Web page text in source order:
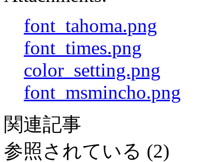
font_tahoma.png
font_times.png
color_setting.png
font_msmincho.png
関連記事
参照されている (2)